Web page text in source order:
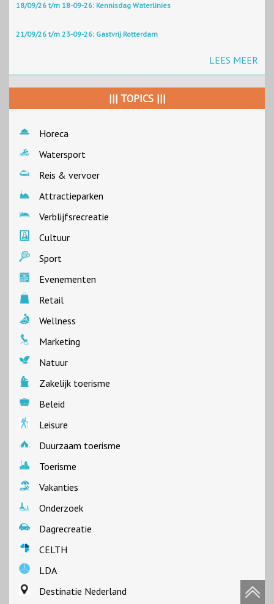
18/09/26 t/m 18-09-26: Kennisdag Waterlinies
21/09/26 t/m 23-09-26: Gastvrij Rotterdam
LEES MEER
||| TOPICS |||
Horeca
Watersport
Reis & vervoer
Attractieparken
Verblijfsrecreatie
Cultuur
Sport
Evenementen
Retail
Wellness
Marketing
Natuur
Zakelijk toerisme
Beleid
Leisure
Duurzaam toerisme
Toerisme
Vakanties
Onderzoek
Dagrecreatie
CELTH
LDA
Destinatie Nederland